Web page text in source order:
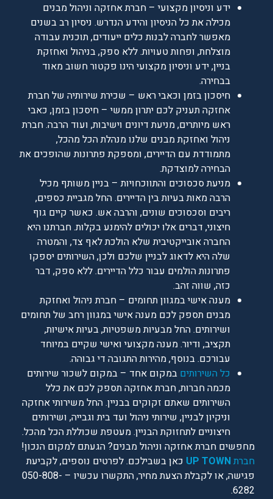
ידע וניסיון מקצועי – חברת אחזקה וניהול מבנים
מכילה את כל הניסיון והידע הנדרש. ניסיון רב בשנים
מאפשר לחברה לבנות כלים ייעודים, תוכנית עבודה
מוצלחת, ופחות טעויות. ללא ספק, בניהול ואחזקת
בניין, ידע וניסיון מקצועי הינו פקטור חשוב מאוד
בבחירה.
חיסכון בזמן וכאבי ראש – שכירת שירותיה של חברת
אחזקה תעניק לכם יתרון ממשי – חיסכון בזמן, כאבי
ראש מיותרים, מניעת דיונים וישיבות, ועוד הרבה. חברת
ניהול ואחזקת מבנים שלנו מנהלת הכל מהכל,
מתמודדת עם הדיירים, ומספקת פתרונות שהופכים את
הבחירה למוצדקת.
מניעת סכסוכים והתווכחויות – בניין משותף מכיל
הרבה מאות בעיות בין הדיירים. החל מגביית כספים,
ריבים וסכסוכים שונים, והרבה אש. כאשר קיים גוף
חיצוני, דברים אלו יכולים להימנע בקלות. חברתנו היא
החברה אובייקטיבית שלא הולכת לאף צד, והמטרה
שלה היא לדאוג לבניין שלכם ולכן, השירותים יספקו
פתרונות הולמים עבור כלל הדיירים. ללא ספק, דבר
כזה, שווה זהב.
מענה אישי במגוון תחומים – חברת ניהול ואחזקת
מבנים תספק לכם מענה אישי במגוון רחב של תחומים
ושירותים. החל מבעיות משפטיות, בעיות אישיות,
תקציב, ודיור. מענה מקצועי ואישי שקיים במיוחד
עבורכם. בנוסף, מהירות התגובה די גבוהה.
כל השירותים במקום אחד – במקום לשכור שירותים
מכמה חברות, חברת אחזקה תספק לכם את כלל
השירותים שאתם זקוקים בבניין. החל משירותי אחזקה
וניקיון לבניין, שירותי ניהול ועד בית וגבייה, ושירותים
חיצוניים לתחזוקת הבניין. מעטפת שכוללת הכל מהכל.
מחפשים חברת אחזקה וניהול מבנים? הגעתם למקום הנכון!
חברתUP TOWN כאן בשבילכם. לפרטים נוספים, לקביעת
פגישה, או לקבלת הצעת מחיר, התקשרו עכשיו – 050-808-
6282.